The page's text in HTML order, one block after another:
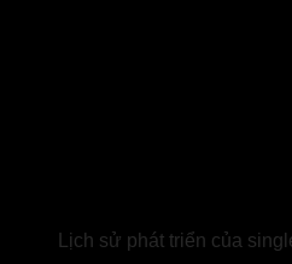
Lịch sử phát triển của